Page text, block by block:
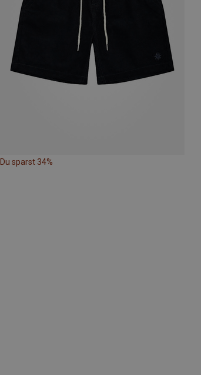
Du sparst 34%